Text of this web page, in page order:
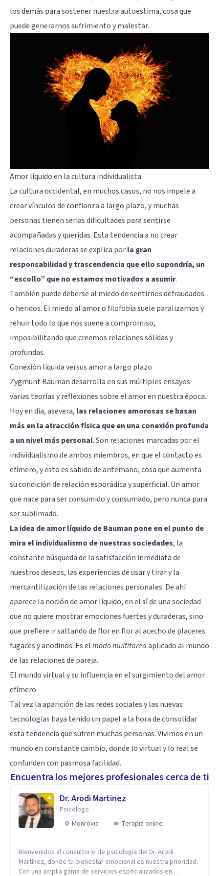
los demás para sostener nuestra autoestima, cosa que
puede generarnos sufrimiento y malestar.
Amor líquido en la cultura individualista
La cultura occidental, en muchos casos, no nos impele a
crear vínculos de confianza a largo plazo, y muchas
personas tienen serias dificultades para sentirse
acompañadas y queridas. Esta tendencia a no crear
relaciones duraderas se explica porla gran
responsabilidad y trascendencia que ello supondría, un
“escollo” que no estamos motivados a asumir.
También puede deberse al miedo de sentirnos defraudados
o heridos. El miedo al amor o filofobiasuele paralizarnos y
rehuir todo lo que nos suene a compromiso,
imposibilitando que creemos relaciones sólidas y
profundas.
Conexión líquida versus amor a largo plazo
Zygmunt Bauman desarrolla en sus múltiples ensayos
varias teorías y reflexiones sobre el amor en nuestra época.
Hoy en día, asevera, las relaciones amorosas se basan
más en la atracción física que en una conexión profunda
a un nivel más personal. Son relaciones marcadas por el
individualismo de ambos miembros, en que el contacto es
efímero, y esto es sabido de antemano, cosa que aumenta
su condición de relación esporádica y superficial. Un amor
que nace para ser consumido y consumado, pero nunca para
ser sublimado.
La idea de amor líquido de Bauman pone en el punto de
mira el individualismo de nuestras sociedades, la
constante búsqueda de la satisfacción inmediata de
nuestros deseos, las experiencias de usar y tirar y la
mercantilización de las relaciones personales. De ahí
aparece la noción de amor líquido, en el sí de una sociedad
que no quiere mostrar emociones fuertes y duraderas, sino
que prefiere ir saltando de flor en flor al acecho de placeres
fugaces y anodinos. Es elmodo multitareaaplicado al mundo
de las relaciones de pareja.
El mundo virtual y su influencia en el surgimiento del amor
efímero
Tal vez la aparición de las redes socialesy las nuevas
tecnologías haya tenido un papel a la hora de consolidar
esta tendencia que sufren muchas personas. Vivimos en un
mundo en constante cambio, donde lo virtual y lo real se
confunden con pasmosa facilidad.
Encuentra los mejores profesionales cerca de ti
Dr. Arodi Martinez
Psicólogo
Monrovia
Terapia online
Bienvenidos al consultorio de psicología del Dr. Arodi
Martínez, donde tu bienestar emocional es nuestra prioridad.
Con una amplia gama de servicios especializados en